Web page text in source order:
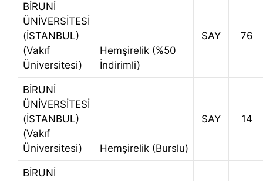
BİRUNİ
ÜNİVERSİTESİ
(İSTANBUL)
(Vakıf
Üniversitesi)
Hemşirelik (%50
İndirimli)
SAY 76
BİRUNİ
ÜNİVERSİTESİ
(İSTANBUL)
(Vakıf
Üniversitesi)
Hemşirelik (Burslu)
SAY 14
BİRUNİ